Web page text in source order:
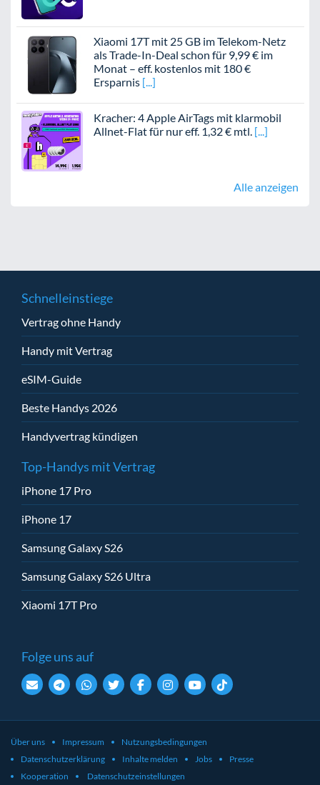
Xiaomi 17T mit 25 GB im Telekom-Netz
als Trade-In-Deal schon für 9,99 € im
Monat – eff. kostenlos mit 180 €
Ersparnis
Kracher: 4 Apple AirTags mit klarmobil
Allnet-Flat für nur eff. 1,32 € mtl.
Alle anzeigen
Schnelleinstiege
Vertrag ohne Handy
Handy mit Vertrag
eSIM-Guide
Beste Handys 2026
Handyvertrag kündigen
Top-Handys mit Vertrag
iPhone 17 Pro
iPhone 17
Samsung Galaxy S26
Samsung Galaxy S26 Ultra
Xiaomi 17T Pro
Folge uns auf
Über uns Impressum
Nutzungsbedingungen
Datenschutzerklärung
Inhalte melden Jobs
Presse
Kooperation
Datenschutzeinstellungen